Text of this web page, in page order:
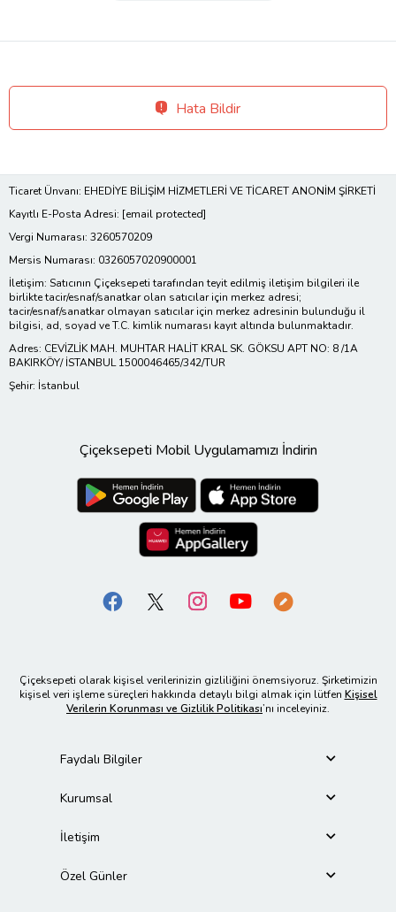
Hata Bildir
Ticaret Ünvanı: EHEDİYE BİLİŞİM HİZMETLERİ VE TİCARET ANONİM ŞİRKETİ
Kayıtlı E-Posta Adresi: [email protected]
Vergi Numarası: 3260570209
Mersis Numarası: 0326057020900001
İletişim: Satıcının Çiçeksepeti tarafından teyit edilmiş iletişim bilgileri ile
birlikte tacir/esnaf/sanatkar olan satıcılar için merkez adresi;
tacir/esnaf/sanatkar olmayan satıcılar için merkez adresinin bulunduğu il
bilgisi, ad, soyad ve T.C. kimlik numarası kayıt altında bulunmaktadır.
Adres: CEVİZLİK MAH. MUHTAR HALİT KRAL SK. GÖKSU APT NO: 8 /1A
BAKIRKÖY/ İSTANBUL 1500046465/342/TUR
Şehir: İstanbul
Çiçeksepeti Mobil Uygulamamızı İndirin
Çiçeksepeti olarak kişisel verilerinizin gizliliğini önemsiyoruz. Şirketimizin
kişisel veri işleme süreçleri hakkında detaylı bilgi almak için lütfen Kişisel
Verilerin Korunması ve Gizlilik Politikası’nı inceleyiniz.
Faydalı Bilgiler
Kurumsal
İletişim
Özel Günler